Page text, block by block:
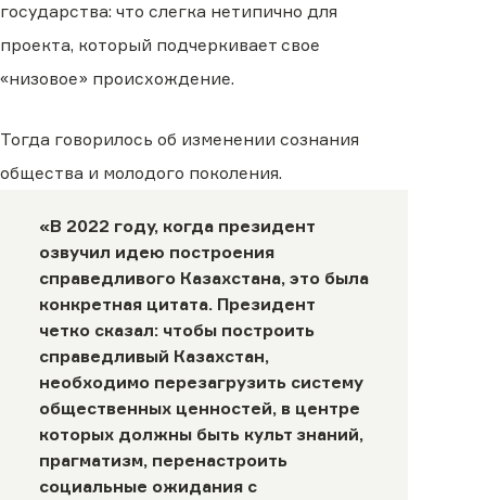
государства: что слегка нетипично для
проекта, который подчеркивает свое
«низовое» происхождение.
Тогда говорилось об изменении сознания
общества и молодого поколения.
«В 2022 году, когда президент
озвучил идею построения
справедливого Казахстана, это была
конкретная цитата. Президент
четко сказал: чтобы построить
справедливый Казахстан,
необходимо перезагрузить систему
общественных ценностей, в центре
которых должны быть культ знаний,
прагматизм, перенастроить
социальные ожидания с